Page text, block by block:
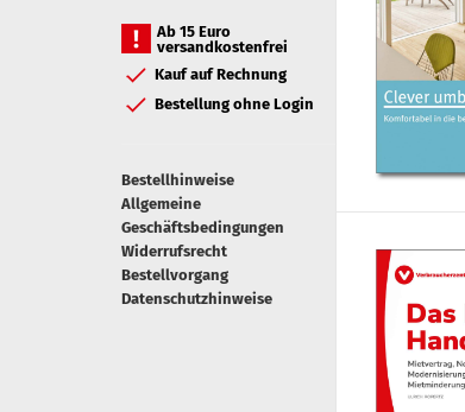
Ab 15 Euro
versandkostenfrei
Kauf auf Rechnung
Bestellung ohne Login
Bestellhinweise
Allgemeine
Geschäftsbedingungen
Widerrufsrecht
Bestellvorgang
Datenschutzhinweise